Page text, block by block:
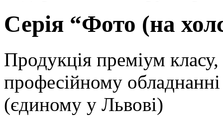
Серія “Фото (на
Продукція преміум класу,
професійному
(єдиному у Львові)